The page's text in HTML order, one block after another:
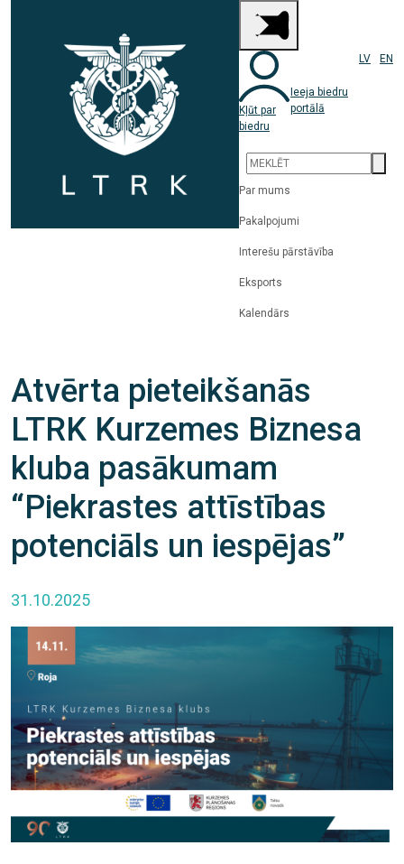
Kļūt par
biedru
Ieeja biedru
portālā
LV EN
Par mums
Pakalpojumi
Interešu pārstāvība
Eksports
Kalendārs
Atvērta pieteikšanās
LTRK Kurzemes Biznesa
kluba pasākumam
“Piekrastes attīstības
potenciāls un iespējas”
31.10.2025